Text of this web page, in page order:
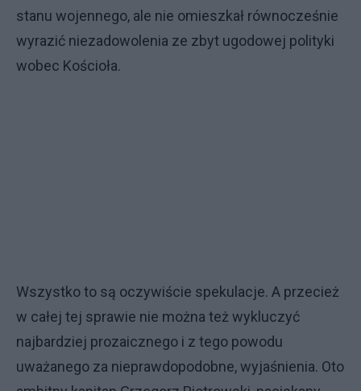
stanu wojennego, ale nie omieszkał równocześnie
wyrazić niezadowolenia ze zbyt ugodowej polityki
wobec Kościoła.
Wszystko to są oczywiście spekulacje. A przecież
w całej tej sprawie nie można też wykluczyć
najbardziej prozaicznego i z tego powodu
uważanego za nieprawdopodobne, wyjaśnienia. Oto